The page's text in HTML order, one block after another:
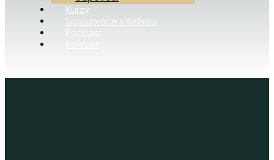
Kurzy
Spolupráca s Katkou
Podcast